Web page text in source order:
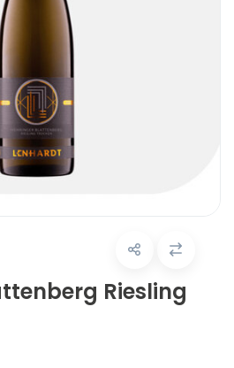
Riesling